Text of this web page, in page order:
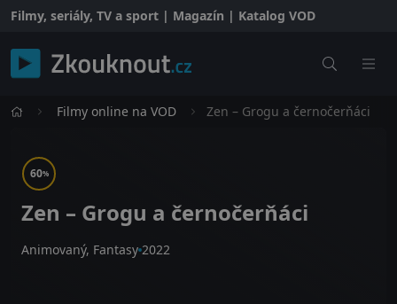
Filmy, seriály, TV a sport | Magazín | Katalog VOD
Filmy online na VOD Zen – Grogu a černočerňáci
60%
Zen – Grogu a černočerňáci
Animovaný, Fantasy 2022